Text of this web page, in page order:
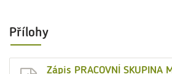
Přílohy